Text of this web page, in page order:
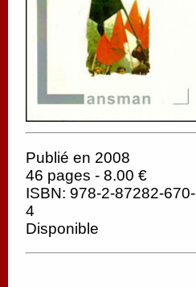
Publié en 2008
46 pages - 8.00 €
ISBN: 978-2-87282-670-
4
Disponible